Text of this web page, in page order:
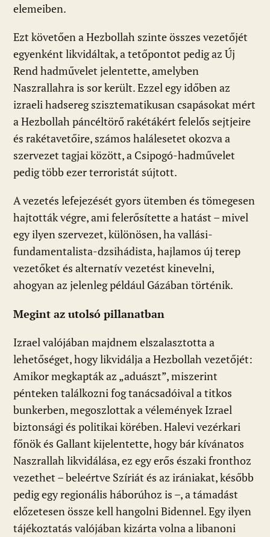
elemeiben.
Ezt követően a Hezbollah szinte összes vezetőjét
egyenként likvidáltak, a tetőpontot pedig az Új
Rend hadművelet jelentette, amelyben
Naszrallahra is sor került. Ezzel egy időben az
izraeli hadsereg szisztematikusan csapásokat mért
a Hezbollah páncéltörő rakétákért felelős sejtjeire
és rakétavetőire, számos halálesetet okozva a
szervezet tagjai között, a Csipogó-hadművelet
pedig több ezer terroristát sújtott.
A vezetés lefejezését gyors ütemben és tömegesen
hajtották végre, ami felerősítette a hatást – mivel
egy ilyen szervezet, különösen, ha vallási-
fundamentalista-dzsihádista, hajlamos új terep
vezetőket és alternatív vezetést kinevelni,
ahogyan az jelenleg például Gázában történik.
Megint az utolsó pillanatban
Izrael valójában majdnem elszalasztotta a
lehetőséget, hogy likvidálja a Hezbollah vezetőjét:
Amikor megkapták az „aduászt”, miszerint
pénteken találkozni fog tanácsadóival a titkos
bunkerben, megoszlottak a vélemények Izrael
biztonsági és politikai körében. Halevi vezérkari
főnök és Gallant kijelentette, hogy bár kívánatos
Naszrallah likvidálása, ez egy erős északi fronthoz
vezethet – beleértve Szíriát és az irániakat, később
pedig egy regionális háborúhoz is –, a támadást
előzetesen össze kell hangolni Bidennel. Egy ilyen
tájékoztatás valójában kizárta volna a libanoni